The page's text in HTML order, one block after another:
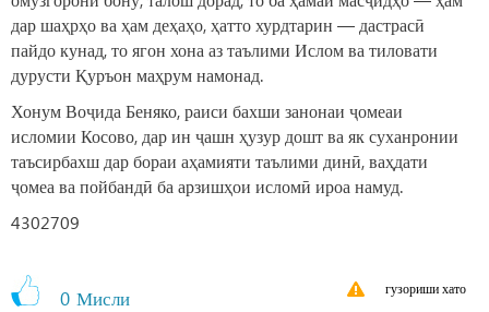
дар шаҳрҳо ва ҳам деҳаҳо, ҳатто хурдтарин — дастрасӣ
пайдо кунад, то ягон хона аз таълими Ислом ва тиловати
дурусти Қуръон маҳрум намонад.
Хонум Воҷида Беняко, раиси бахши занонаи ҷомеаи
исломии Косово, дар ин ҷашн ҳузур дошт ва як суханронии
таъсирбахш дар бораи аҳамияти таълими динӣ, ваҳдати
ҷомеа ва пойбандӣ ба арзишҳои исломӣ ироа намуд.
4302709
0 Мисли гузориши хато